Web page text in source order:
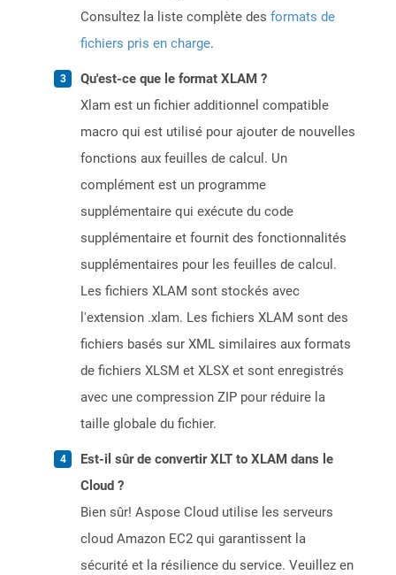
Consultez la liste complète des formats de
fichiers pris en charge.
Qu'est-ce que le format XLAM ?
Xlam est un fichier additionnel compatible
macro qui est utilisé pour ajouter de nouvelles
fonctions aux feuilles de calcul. Un
complément est un programme
supplémentaire qui exécute du code
supplémentaire et fournit des fonctionnalités
supplémentaires pour les feuilles de calcul.
Les fichiers XLAM sont stockés avec
l'extension .xlam. Les fichiers XLAM sont des
fichiers basés sur XML similaires aux formats
de fichiers XLSM et XLSX et sont enregistrés
avec une compression ZIP pour réduire la
taille globale du fichier.
Est-il sûr de convertir XLT to XLAM dans le
Cloud ?
Bien sûr! Aspose Cloud utilise les serveurs
cloud Amazon EC2 qui garantissent la
sécurité et la résilience du service. Veuillez en